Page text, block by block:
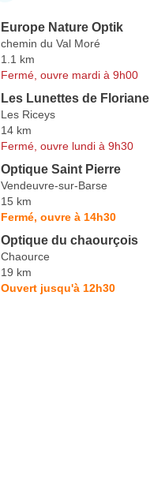
Europe Nature Optik
chemin du Val Moré
1.1 km
Fermé, ouvre mardi à 9h00
Les Lunettes de Floriane
Les Riceys
14 km
Fermé, ouvre lundi à 9h30
Optique Saint Pierre
Vendeuvre-sur-Barse
15 km
Fermé, ouvre à 14h30
Optique du chaourçois
Chaource
19 km
Ouvert jusqu'à 12h30